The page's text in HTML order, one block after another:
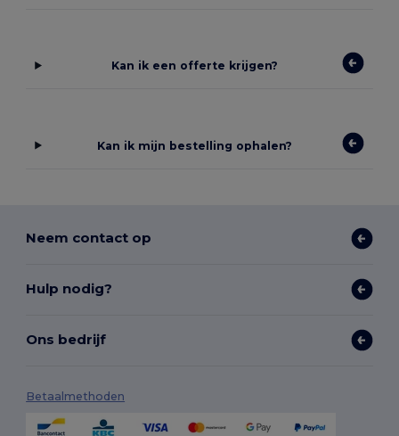
Kan ik een offerte krijgen?
Kan ik mijn bestelling ophalen?
Neem contact op
Hulp nodig?
Ons bedrijf
Betaalmethoden